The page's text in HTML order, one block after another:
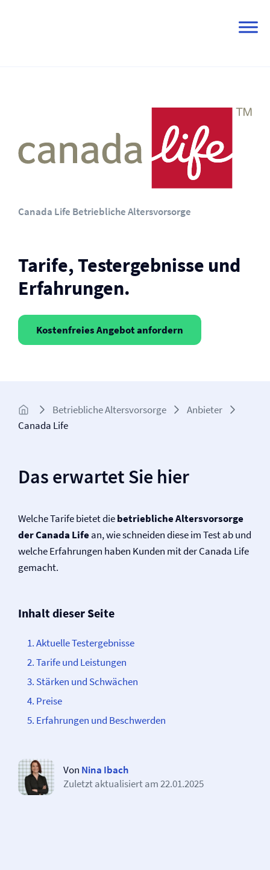
Canada Life Betriebliche Altersvorsorge
Tarife, Testergebnisse und
Erfahrungen.
Kostenfreies Angebot anfordern
Betriebliche Altersvorsorge
Anbieter
Canada Life
Das erwartet Sie hier
Welche Tarife bietet diebetriebliche Altersvorsorge
der Canada Lifean, wie schneiden diese im Test ab und
welche Erfahrungen haben Kunden mit der Canada Life
gemacht.
Inhalt dieser Seite
Aktuelle Testergebnisse
Tarife und Leistungen
Stärken und Schwächen
Preise
Erfahrungen und Beschwerden
Von Nina Ibach
Zuletzt aktualisiert am22.01.2025